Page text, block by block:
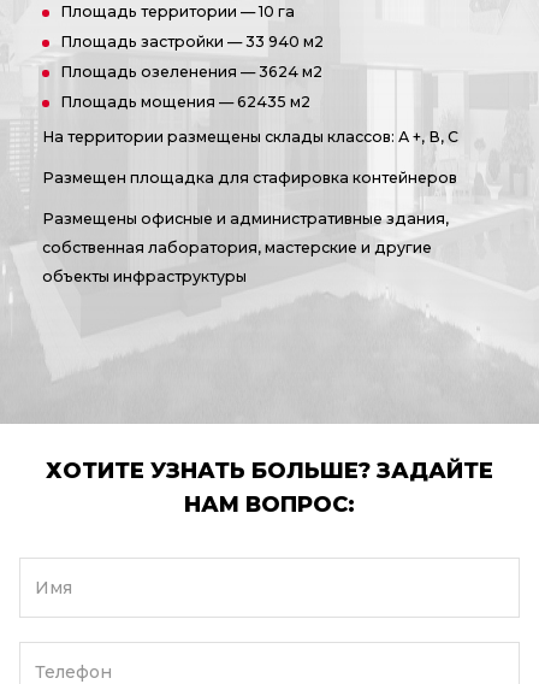
Площадь территории — 10 га
Площадь застройки — 33 940 м2
Площадь озеленения — 3624 м2
Площадь мощения — 62435 м2
На территории размещены склады классов: А +, В, С
Размещен площадка для стафировка контейнеров
Размещены офисные и административные здания,
собственная лаборатория, мастерские и другие
объекты инфраструктуры
ХОТИТЕ УЗНАТЬ БОЛЬШЕ? ЗАДАЙТЕ
НАМ ВОПРОС:
Имя
Телефон